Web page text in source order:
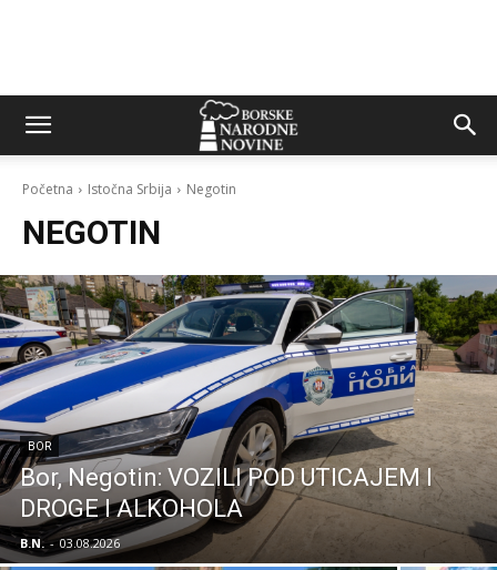
Početna Istočna Srbija Negotin
NEGOTIN
BOR
Bor, Negotin: VOZILI POD UTICAJEM I
DROGE I ALKOHOLA
B.N. - 03.08.2026